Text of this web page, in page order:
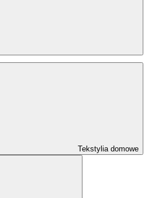
Tekstylia domowe